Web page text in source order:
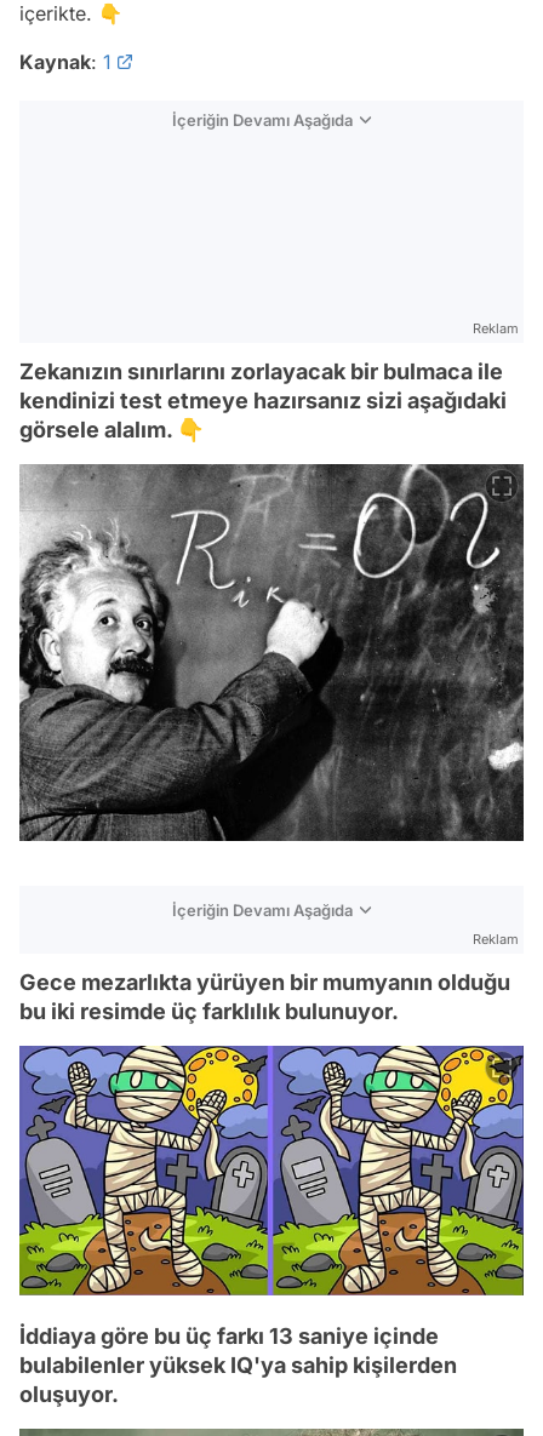
içerikte. 👇
Kaynak: 1
İçeriğin Devamı Aşağıda
Reklam
Zekanızın sınırlarını zorlayacak bir bulmaca ile
kendinizi test etmeye hazırsanız sizi aşağıdaki
görsele alalım. 👇
İçeriğin Devamı Aşağıda
Reklam
Gece mezarlıkta yürüyen bir mumyanın olduğu
bu iki resimde üç farklılık bulunuyor.
İddiaya göre bu üç farkı 13 saniye içinde
bulabilenler yüksek IQ'ya sahip kişilerden
oluşuyor.